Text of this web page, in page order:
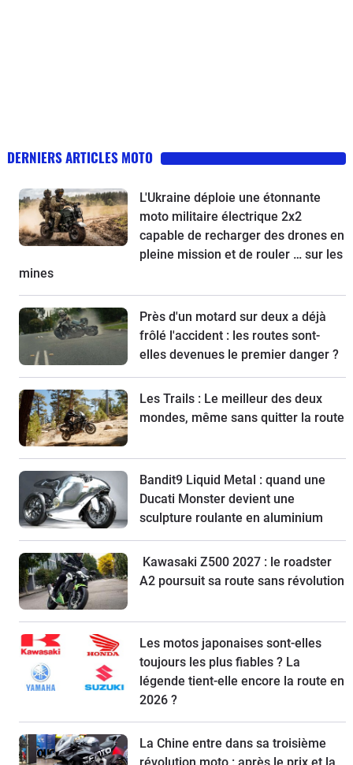
DERNIERS ARTICLES MOTO
L'Ukraine déploie une étonnante
moto militaire électrique 2x2
capable de recharger des drones en
pleine mission et de rouler … sur les
mines
Près d'un motard sur deux a déjà
frôlé l'accident : les routes sont-
elles devenues le premier danger ?
Les Trails : Le meilleur des deux
mondes, même sans quitter la route
Bandit9 Liquid Metal : quand une
Ducati Monster devient une
sculpture roulante en aluminium
Kawasaki Z500 2027 : le roadster
A2 poursuit sa route sans révolution
Les motos japonaises sont-elles
toujours les plus fiables ? La
légende tient-elle encore la route en
2026 ?
La Chine entre dans sa troisième